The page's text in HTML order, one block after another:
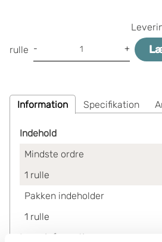
rulle - +
Information Specifikation
Indehold
Mindste ordre
1 rulle
Pakken indeholder
1 rulle
Lagerinformation